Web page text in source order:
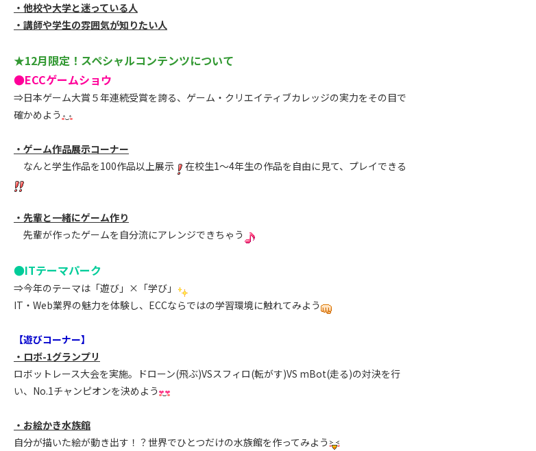
・他校や大学と迷っている人
・講師や学生の雰囲気が知りたい人
★12月限定！スペシャルコンテンツについて
●ECCゲームショウ
⇒日本ゲーム大賞５年連続受賞を誇る、ゲーム・クリエイティブカレッジの実力をその目で
確かめよう
・ゲーム作品展示コーナー
なんと学生作品を100作品以上展示
在校生1～4年生の作品を自由に見て、プレイできる
・先輩と一緒にゲーム作り
先輩が作ったゲームを自分流にアレンジできちゃう
●ITテーマパーク
⇒今年のテーマは「遊び」×「学び」
IT・Web業界の魅力を体験し、ECCならではの学習環境に触れてみよう
【遊びコーナー】
・ロボ-1グランプリ
ロボットレース大会を実施。ドローン(飛ぶ)VSスフィロ(転がす)VS mBot(走る)の対決を行
い、No.1チャンピオンを決めよう
・お絵かき水族館
自分が描いた絵が動き出す！？世界でひとつだけの水族館を作ってみよう